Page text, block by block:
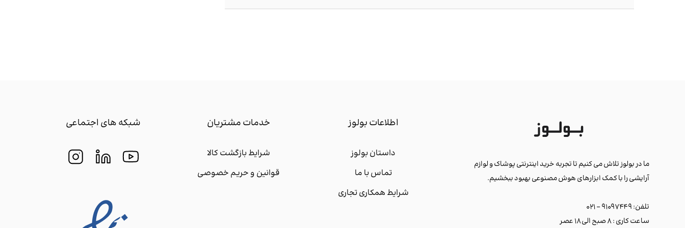
ما در بولوز تلاش می کنیم تا تجربه خرید اینترنتی پوشاک و لوازم
آرایشی را با کمک ابزارهای هوش مصنوعی بهبود ببخشیم.
تلفن: ۹۱۰۹۷۴۴۹ - ۰۲۱
ساعت کاری : ۸ صبح الی ۱۸ عصر
اطلاعات بولوز
داستان بولوز
تماس با ما
شرایط همکاری تجاری
خدمات مشتریان
شرایط بازگشت کالا
قوانین و حریم خصوصی
شبکه های اجتماعی